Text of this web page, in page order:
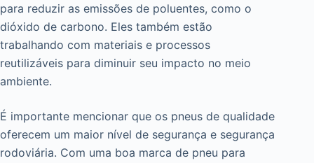
para reduzir as emissões de poluentes, como o
dióxido de carbono. Eles também estão
trabalhando com materiais e processos
reutilizáveis ​​para diminuir seu impacto no meio
ambiente.
É importante mencionar que os pneus de qualidade
oferecem um maior nível de segurança e segurança
rodoviária. Com uma boa marca de pneu para